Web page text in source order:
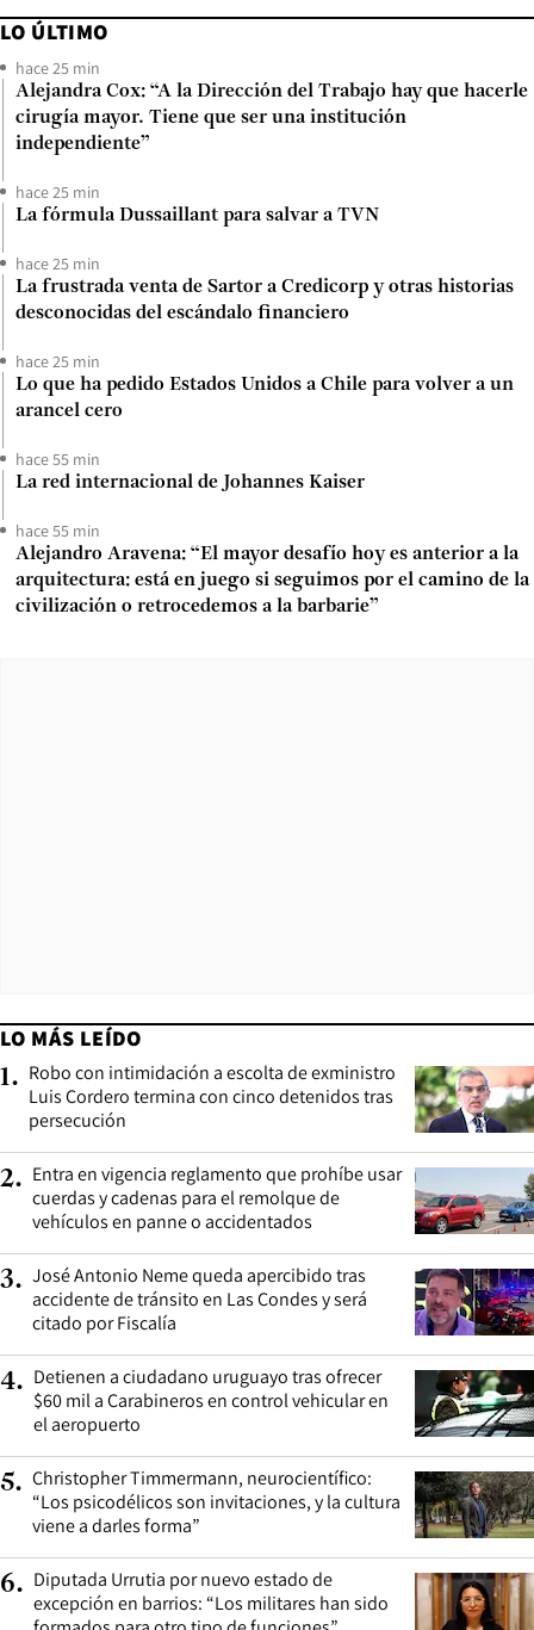
LO ÚLTIMO
hace 25 min
Alejandra Cox: “A la Dirección del Trabajo hay que hacerle
cirugía mayor. Tiene que ser una institución
independiente”
hace 25 min
La fórmula Dussaillant para salvar a TVN
hace 25 min
La frustrada venta de Sartor a Credicorp y otras historias
desconocidas del escándalo financiero
hace 25 min
Lo que ha pedido Estados Unidos a Chile para volver a un
arancel cero
hace 55 min
La red internacional de Johannes Kaiser
hace 55 min
Alejandro Aravena: “El mayor desafío hoy es anterior a la
arquitectura: está en juego si seguimos por el camino de la
civilización o retrocedemos a la barbarie”
LO MÁS LEÍDO
1. Robo con intimidación a escolta de exministro
Luis Cordero termina con cinco detenidos tras
persecución
2. Entra en vigencia reglamento que prohíbe usar
cuerdas y cadenas para el remolque de
vehículos en panne o accidentados
3. José Antonio Neme queda apercibido tras
accidente de tránsito en Las Condes y será
citado por Fiscalía
4. Detienen a ciudadano uruguayo tras ofrecer
$60 mil a Carabineros en control vehicular en
el aeropuerto
5. Christopher Timmermann, neurocientífico:
“Los psicodélicos son invitaciones, y la cultura
viene a darles forma”
6. Diputada Urrutia por nuevo estado de
excepción en barrios: “Los militares han sido